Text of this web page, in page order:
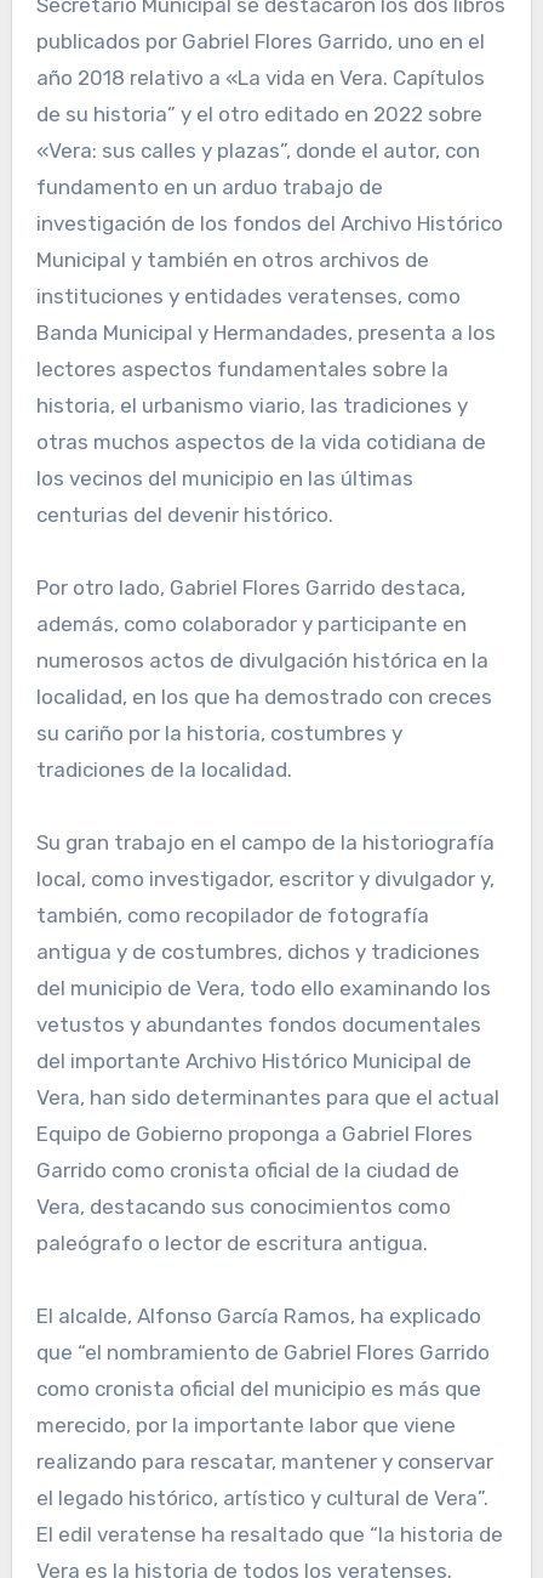
Secretario Municipal se destacaron los dos libros
publicados por Gabriel Flores Garrido, uno en el
año 2018 relativo a «La vida en Vera. Capítulos
de su historia” y el otro editado en 2022 sobre
«Vera: sus calles y plazas”, donde el autor, con
fundamento en un arduo trabajo de
investigación de los fondos del Archivo Histórico
Municipal y también en otros archivos de
instituciones y entidades veratenses, como
Banda Municipal y Hermandades, presenta a los
lectores aspectos fundamentales sobre la
historia, el urbanismo viario, las tradiciones y
otras muchos aspectos de la vida cotidiana de
los vecinos del municipio en las últimas
centurias del devenir histórico.
Por otro lado, Gabriel Flores Garrido destaca,
además, como colaborador y participante en
numerosos actos de divulgación histórica en la
localidad, en los que ha demostrado con creces
su cariño por la historia, costumbres y
tradiciones de la localidad.
Su gran trabajo en el campo de la historiografía
local, como investigador, escritor y divulgador y,
también, como recopilador de fotografía
antigua y de costumbres, dichos y tradiciones
del municipio de Vera, todo ello examinando los
vetustos y abundantes fondos documentales
del importante Archivo Histórico Municipal de
Vera, han sido determinantes para que el actual
Equipo de Gobierno proponga a Gabriel Flores
Garrido como cronista oficial de la ciudad de
Vera, destacando sus conocimientos como
paleógrafo o lector de escritura antigua.
El alcalde, Alfonso García Ramos, ha explicado
que “el nombramiento de Gabriel Flores Garrido
como cronista oficial del municipio es más que
merecido, por la importante labor que viene
realizando para rescatar, mantener y conservar
el legado histórico, artístico y cultural de Vera”.
El edil veratense ha resaltado que “la historia de
Vera es la historia de todos los veratenses.